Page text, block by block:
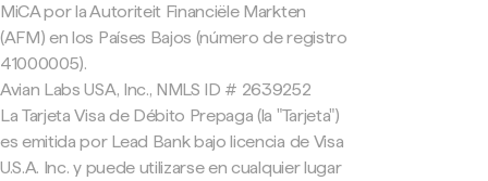
MiCA por la Autoriteit Financiële Markten
(AFM) en los Países Bajos (número de registro
41000005).
Avian Labs USA, Inc., NMLS ID # 2639252
La Tarjeta Visa de Débito Prepaga (la "Tarjeta")
es emitida por Lead Bank bajo licencia de Visa
U.S.A. Inc. y puede utilizarse en cualquier lugar